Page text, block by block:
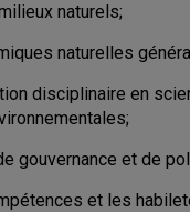
naturels;
naturelles
disciplinaire en
gouvernance et de
et les